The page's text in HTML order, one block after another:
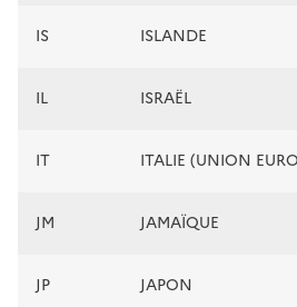
IS ISLANDE
IL ISRAËL
IT ITALIE (UNION
JM JAMAÏQUE
JP JAPON